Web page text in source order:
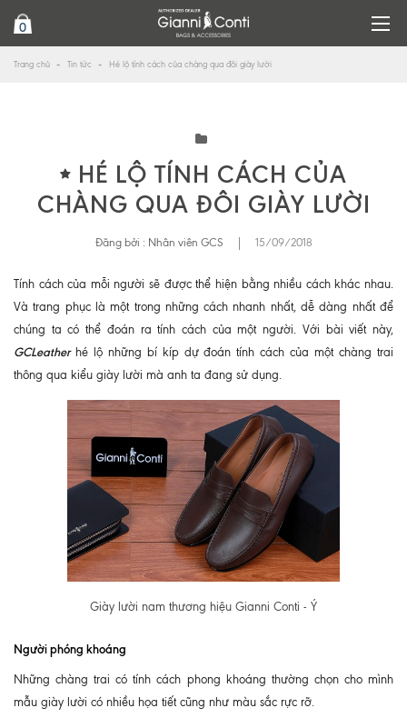
0
Trang chủ Tin tức Hé lộ tính cách của chàng qua đôi giày lười
HÉ LỘ TÍNH CÁCH CỦA
CHÀNG QUA ĐÔI GIÀY LƯỜI
Đăng bởi : Nhân viên GCS 15/09/2018
Tính cách của mỗi người sẽ được thể hiện bằng nhiều cách khác nhau.
Và trang phục là một trong những cách nhanh nhất, dễ dàng nhất để
chúng ta có thể đoán ra tính cách của một người. Với bài viết này,
GCLeatherhé lộ những bí kíp dự đoán tính cách của một chàng trai
thông qua kiểu giày lười mà anh ta đang sử dụng.
Giày lười nam thương hiệu Gianni Conti - Ý
Người phóng khoáng
Những chàng trai có tính cách phong khoáng thường chọn cho mình
mẫu giày lười có nhiều họa tiết cũng như màu sắc rực rỡ.